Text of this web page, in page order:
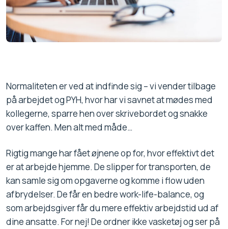
Normaliteten er ved at indfinde sig – vi vender tilbage
på arbejdet og PYH, hvor har vi savnet at mødes med
kollegerne, sparre hen over skrivebordet og snakke
over kaffen. Men alt med måde…
Rigtig mange har fået øjnene op for, hvor effektivt det
er at arbejde hjemme. De slipper for transporten, de
kan samle sig om opgaverne og komme i flow uden
afbrydelser. De får en bedre work-life-balance, og
som arbejdsgiver får du mere effektiv arbejdstid ud af
dine ansatte. For nej! De ordner ikke vasketøj og ser på